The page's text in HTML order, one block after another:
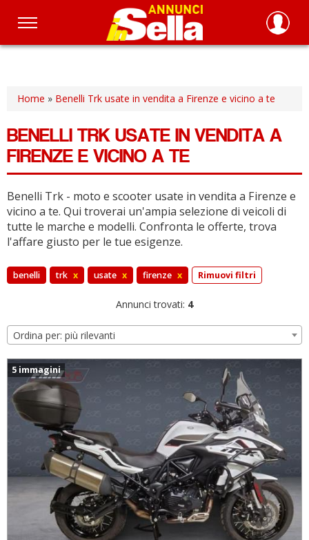
Salta
principale
Home » Benelli Trk usate in vendita a Firenze e vicino a te
BENELLI TRK USATE IN VENDITA A
FIRENZE E VICINO A TE
Benelli Trk - moto e scooter usate in vendita a Firenze e
vicino a te. Qui troverai un'ampia selezione di veicoli di
tutte le marche e modelli. Confronta le offerte, trova
l'affare giusto per le tue esigenze.
benelli trk x usate x firenze x Rimuovi filtri
Annunci trovati: 4
Ordina per: più rilevanti
5 immagini